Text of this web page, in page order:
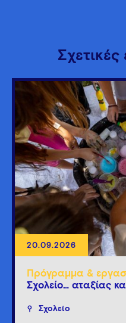
20.09.2026
Πρόγραμμα &
Σχολείο… αταξίας
Σχολείο